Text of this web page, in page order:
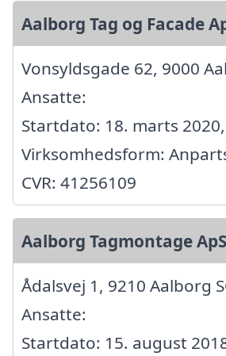
Aalborg Tag og Facade
Vonsyldsgade 62, 9000
Ansatte:
Startdato: 18. marts 2020,
Virksomhedsform:
CVR: 41256109
Aalborg Tagmontage ApS
Ådalsvej 1, 9210 Aalborg
Ansatte:
Startdato: 15. august